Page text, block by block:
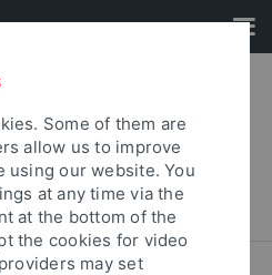
Forschungsstelle Elie Wiesel
Some of them are
allow us to improve
using our website. You
at any time via the
at the bottom of the
the cookies for video
may set